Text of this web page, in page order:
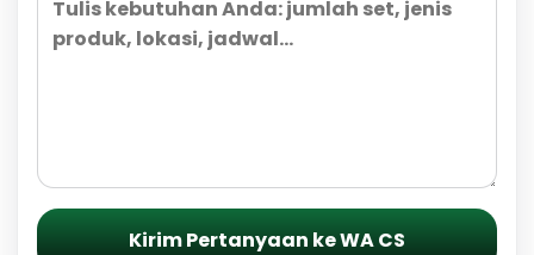
Kirim Pertanyaan ke WA CS